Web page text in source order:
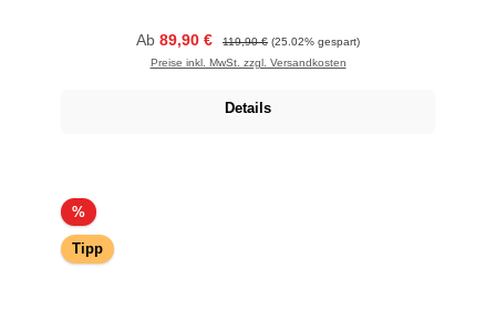
Verkaufspreis:
Ab 89,90 € Regulärer Preis:
119,90 € (25.02% gespart)
Preise inkl. MwSt. zzgl. Versandkosten
Details
%Rabatt
Tipp